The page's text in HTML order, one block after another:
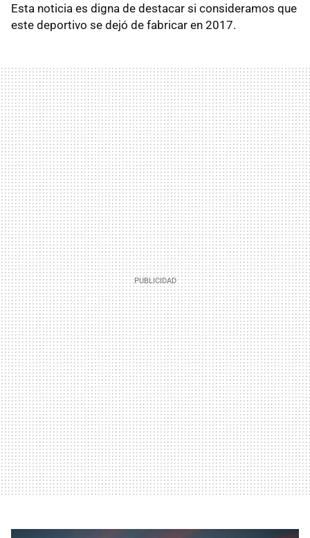
Esta noticia es digna de destacar si consideramos que
este deportivo se dejó de fabricar en 2017.